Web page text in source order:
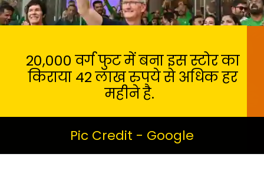
20,000 वर्ग फुट में बना इस स्टोर का
किराया 42 लाख रुपये से अधिक हर
महीने है.
Pic Credit - Google